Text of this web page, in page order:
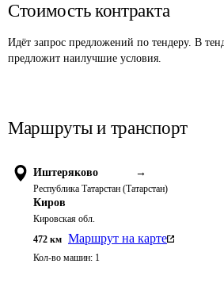
Стоимость контракта
Идёт запрос предложений по тендеру. В
предложит наилучшие условия.
Маршруты и транспорт
Иштеряково →
Республика Татарстан (Татарстан)
Киров
Кировская обл.
472 км Маршрут на карте
Кол-во машин: 1